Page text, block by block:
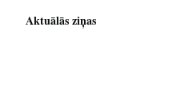
Aktuālās ziņas